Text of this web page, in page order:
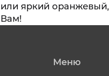
или яркий
Вам!
Меню